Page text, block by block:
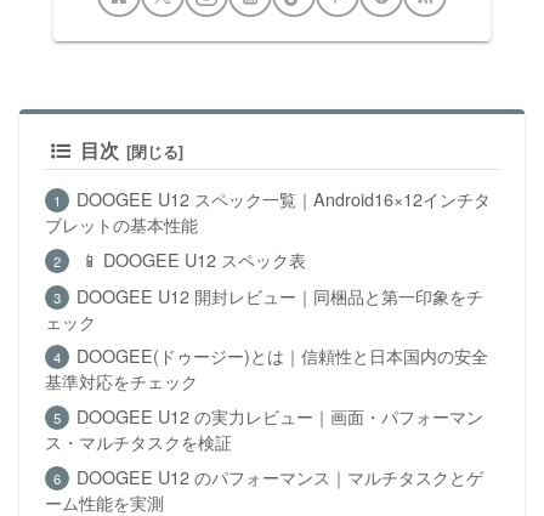
目次
DOOGEE U12 スペック一覧｜Android16×12インチタ
ブレットの基本性能
📱 DOOGEE U12 スペック表
DOOGEE U12 開封レビュー｜同梱品と第一印象をチ
ェック
DOOGEE(ドゥージー)とは｜信頼性と日本国内の安全
基準対応をチェック
DOOGEE U12 の実力レビュー｜画面・パフォーマン
ス・マルチタスクを検証
DOOGEE U12 のパフォーマンス｜マルチタスクとゲ
ーム性能を実測